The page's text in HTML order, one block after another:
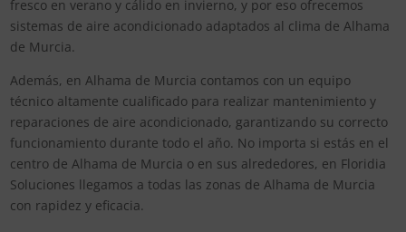
fresco en verano y cálido en invierno, y por eso ofrecemos
sistemas de aire acondicionado adaptados al clima de Alhama
de Murcia.
Además, en Alhama de Murcia contamos con un equipo
técnico altamente cualificado para realizar mantenimiento y
reparaciones de aire acondicionado, garantizando su correcto
funcionamiento durante todo el año. No importa si estás en el
centro de Alhama de Murcia o en sus alrededores, en Floridia
Soluciones llegamos a todas las zonas de Alhama de Murcia
con rapidez y eficacia.